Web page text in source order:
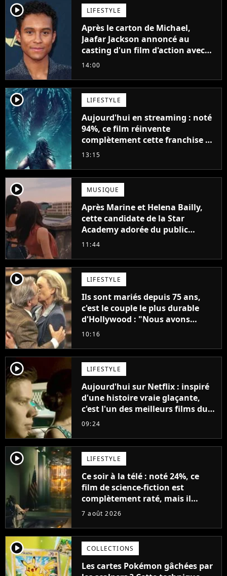
player2 LIFESTYLE
Après le carton de Michael,
Jaafar Jackson annoncé au
casting d'un film d'action avec
Will Smith
14:00
player2 LIFESTYLE
Aujourd'hui en streaming : noté
94%, ce film réinvente
complètement cette franchise de
science-fiction vieille de 40 ans
13:15
player2 MUSIQUE
Après Marine et Helena Bailly,
cette candidate de la Star
Academy adorée du public
annonce son premier album,
11:44
player2 LIFESTYLE
Ils sont mariés depuis 75 ans,
c'est le couple le plus durable
d'Hollywood : "Nous avons
avancé jour après jour, et les
décennies"
10:16
player2 LIFESTYLE
Aujourd'hui sur Netflix : inspiré
d'une histoire vraie glaçante,
c'est l'un des meilleurs films du
21ème siècle
09:24
player2 LIFESTYLE
Ce soir à la télé : noté 24%, ce
film de science-fiction est
complètement raté, mais il
aurait pu être encore pire à
7 août 2026
player2 COLLECTIONS
Les cartes Pokémon gâchées par